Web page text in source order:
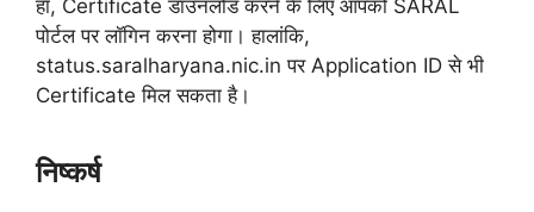
हाँ, Certificate डाउनलोड करने के लिए आपको SARAL
पोर्टल पर लॉगिन करना होगा। हालांकि,
status.saralharyana.nic.in पर Application ID से भी
Certificate मिल सकता है।
निष्कर्ष